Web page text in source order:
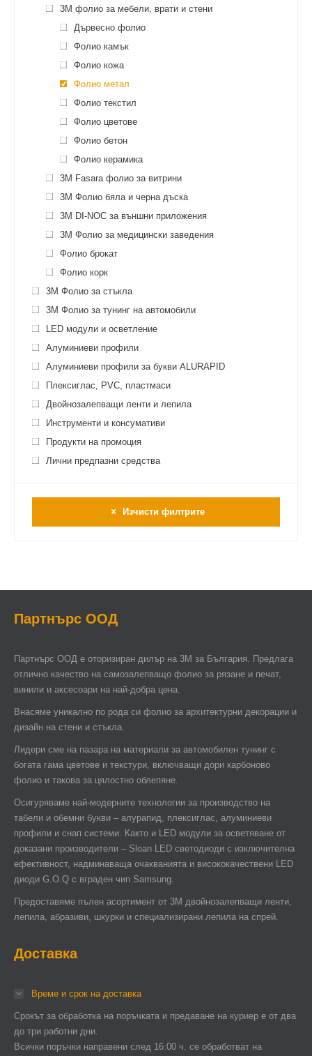
3M фолио за мебели, врати и стени
Дървесно фолио
Фолио камък
Фолио кожа
Фолио метал
Фолио текстил
Фолио цветове
Фолио бетон
Фолио керамика
3М Fasara фолио за витрини
3M Фолио бяла и черна дъска
3M DI-NOC за външни приложения
3M Фолио за медицински заведения
Фолио брокат
Фолио корк
3M Фолио за стъкла
3M Фолио за тунинг на автомобили
LED модули и осветление
Алуминиеви профили
Алуминиеви профили за букви ALURAPID
Плексиглас, PVC, пластмаси
Двойнозалепващи ленти и лепила
Инструменти и консумативи
Продукти на промоция
Лични предпазни средства
Изчисти филтрите
Партнърс ООД
Партнърс ООД e оторизиран дилър на 3М за България. Предлага
отлично качество на самозалепващо фолио за рязане и печат,
винили и аксесоари на най-добра цена.
Внасяме уникално по рода си фолио за архитектурни декорации и
дизайн на стени и стъкла.
Лидери сме на пазара на материали за автомобилен тунинг с
богата гама цветове и текстури, включващи дори карбоново
фолио и такова за цялостно облепяне.
Осигуряваме най-модерните технологии за производство на
табели и обемни букви – алурапид, плексиглас, алуминиеви
профили и снап системи. Както и LED модули за осветяване от
доказани производители – Sloan LED светодиоди с изключителна
ефективност, надминаваща очакванията и висококачествени LED
диоди G.O.Q с вграден чип Samsung.
Предоставяме пълен асортимент от 3М двойнозалепващи ленти,
лепила, абразиви, шкурки и специализирани лепила на спрей.
Доставка
Време и срок на доставка
Срокът за обработка на поръчката и предаване на куриер е от два
до три работни дни.
Всички поръчки направени след 16:00 ч. се обработват на